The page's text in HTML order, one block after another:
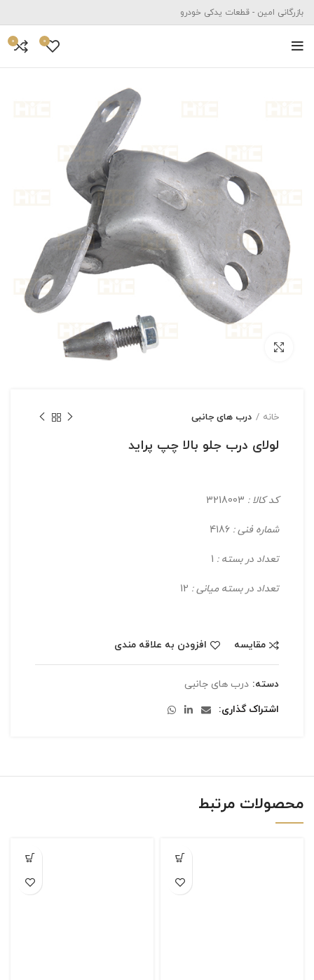
بازرگانی امین - قطعات یدکی خودرو
0
0
خانه درب های جانبی
لولای درب جلو بالا چپ پراید
کد کالا :
شماره فنی :
تعداد در بسته :
تعداد در بسته میانی :
مقایسه افزودن به علاقه مندی
دسته: درب های جانبی
اشتراک گذاری
محصولات مرتبط